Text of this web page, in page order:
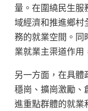
量。在圍繞民生服
域經濟和推進鄉村
務的就業空間。同
業就業主渠道作用
另一方面，在具體
穩崗、擴崗激勵、
進重點群體的就業